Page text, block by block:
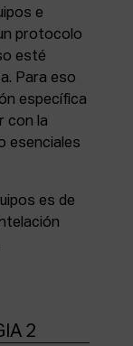
e
protocolo
esté
Para eso
específica
con la
esenciales
es de
2